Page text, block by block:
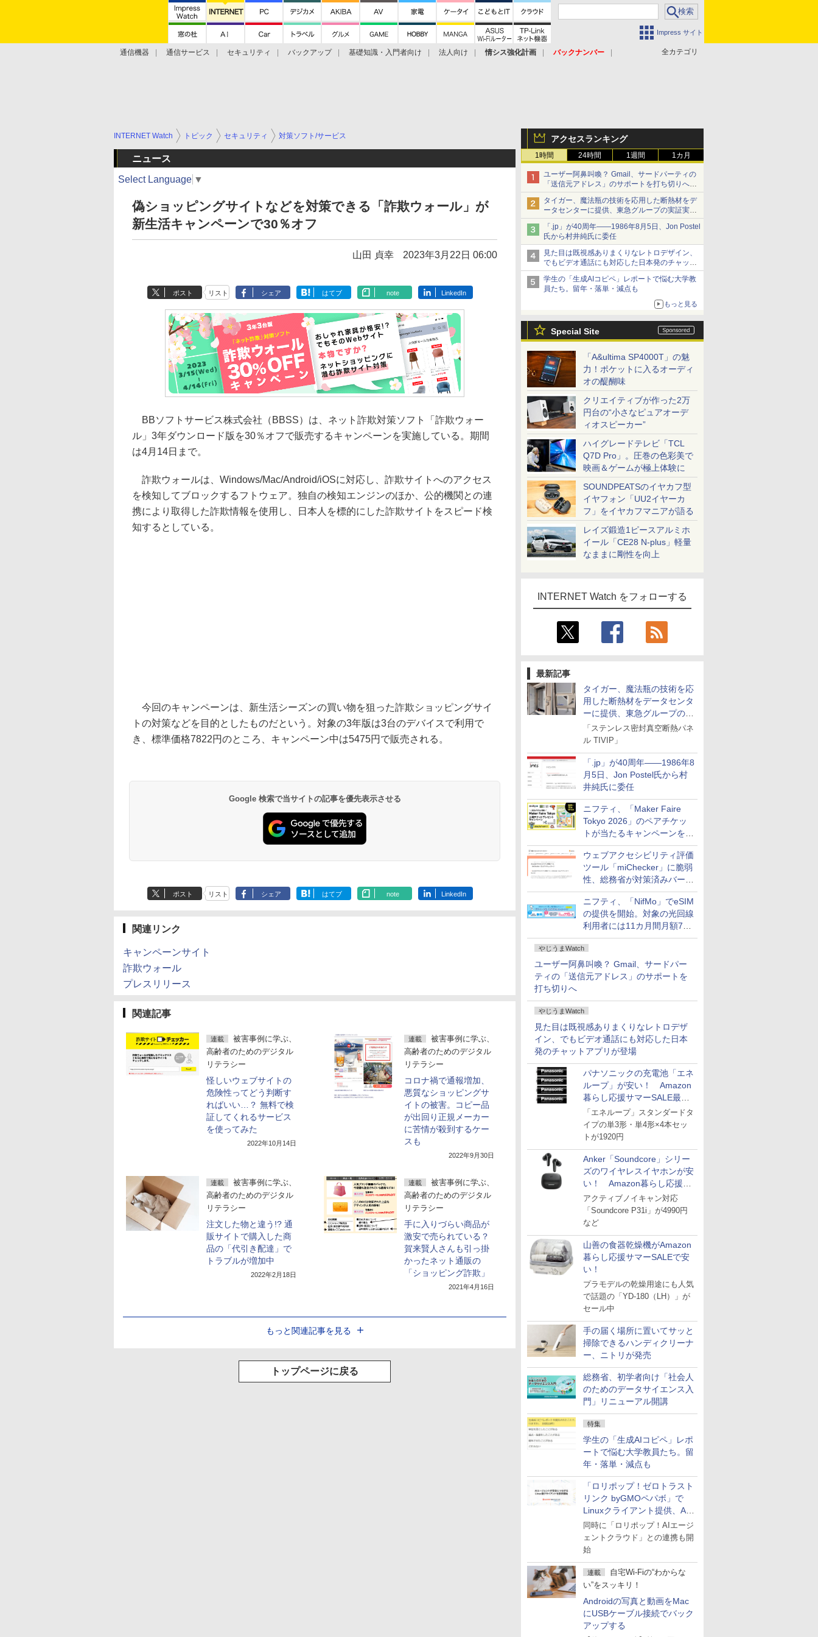
Impress サイト
全カテゴリ
通信機器 通信サービス セキュリティ バックアップ 基礎知識・入門者向け 法人向け 情シス強化計画
バックナンバー
アクセスランキング
1時間 24時間 1週間 1カ月
ユーザー阿鼻叫喚？ Gmail、サードパーティの
「送信元アドレス」のサポートを打ち切りへ
【やじうまWatch】
タイガー、魔法瓶の技術を応用した断熱材をデ
ータセンターに提供、東急グループの実証実験
で 「ステンレス密封真空断熱パネル TIVIP」
「.jp」が40周年――1986年8月5日、Jon Postel
氏から村井純氏に委任
見た目は既視感ありまくりなレトロデザイン、
でもビデオ通話にも対応した日本発のチャット
アプリが登場【やじうまWatch】
学生の「生成AIコピペ」レポートで悩む大学教
員たち。留年・落単・減点も
もっと見る
Special Site
「A&ultima SP4000T」の魅
力！ポケットに入るオーディ
オの醍醐味
クリエイティブが作った2万
円台の“小さなピュアオーデ
ィオスピーカー”
ハイグレードテレビ「TCL
Q7D Pro」。圧巻の色彩美で
映画＆ゲームが極上体験に
SOUNDPEATSのイヤカフ型
イヤフォン「UU2イヤーカ
フ」をイヤカフマニアが語る
レイズ鍛造1ピースアルミホ
イール「CE28 N-plus」軽量
なままに剛性を向上
INTERNET Watch をフォローする
最新記事
タイガー、魔法瓶の技術を応
用した断熱材をデータセンタ
ーに提供、東急グループの実
証実験で
「ステンレス密封真空断熱パネ
ル TIVIP」
「.jp」が40周年――1986年8
月5日、Jon Postel氏から村
井純氏に委任
ニフティ、「Maker Faire
Tokyo 2026」のペアチケッ
トが当たるキャンペーンをX
で実施。8月16日まで
ウェブアクセシビリティ評価
ツール「miChecker」に脆弱
性、総務省が対策済みバージ
ョンへの更新を呼び掛け
ニフティ、「NifMo」でeSIM
の提供を開始。対象の光回線
利用者には11カ月間月額770
円割引のキャンペーン
やじうまWatch
ユーザー阿鼻叫喚？ Gmail、サードパー
ティの「送信元アドレス」のサポートを
打ち切りへ
やじうまWatch
見た目は既視感ありまくりなレトロデザ
イン、でもビデオ通話にも対応した日本
発のチャットアプリが登場
パナソニックの充電池「エネ
ループ」が安い！ Amazon
暮らし応援サマーSALE最終
日
「エネループ」スタンダードタ
イプの単3形・単4形×4本セッ
トが1920円
Anker「Soundcore」シリー
ズのワイヤレスイヤホンが安
い！ Amazon暮らし応援サ
マーSALE
アクティブノイキャン対応
「Soundcore P31i」が4990円
など
山善の食器乾燥機がAmazon
暮らし応援サマーSALEで安
い！
プラモデルの乾燥用途にも人気
で話題の「YD-180（LH）」が
セール中
手の届く場所に置いてサッと
掃除できるハンディクリーナ
ー、ニトリが発売
総務省、初学者向け「社会人
のためのデータサイエンス入
門」リニューアル開講
特集
学生の「生成AIコピペ」レポ
ートで悩む大学教員たち。留
年・落単・減点も
「ロリポップ！ゼロトラスト
リンク byGMOペパボ」で
Linuxクライアント提供、AI
エージェントの接続が容易に
同時に「ロリポップ！AIエージ
ェントクラウド」との連携も開
始
連載
自宅Wi-Fiの“わからな
い”をスッキリ！
Androidの写真と動画をMac
にUSBケーブル接続でバック
アップする
INTERNET Watch トピック セキュリティ 対策ソフト/サービス
ニュース
Select Language ▼
偽ショッピングサイトなどを対策できる「詐欺ウォール」が
新生活キャンペーンで30％オフ
山田 貞幸 2023年3月22日 06:00
ポスト リスト シェア はてブ note LinkedIn
BBソフトサービス株式会社（BBSS）は、ネット詐欺対策ソフト「詐欺ウォー
ル」3年ダウンロード版を30％オフで販売するキャンペーンを実施している。期間
は4月14日まで。
詐欺ウォールは、Windows/Mac/Android/iOSに対応し、詐欺サイトへのアクセス
を検知してブロックするフトウェア。独自の検知エンジンのほか、公的機関との連
携により取得した詐欺情報を使用し、日本人を標的にした詐欺サイトをスピード検
知するとしている。
今回のキャンペーンは、新生活シーズンの買い物を狙った詐欺ショッピングサイ
トの対策などを目的としたものだという。対象の3年版は3台のデバイスで利用で
き、標準価格7822円のところ、キャンペーン中は5475円で販売される。
Google 検索で当サイトの記事を優先表示させる
ポスト リスト シェア はてブ note LinkedIn
関連リンク
キャンペーンサイト
詐欺ウォール
プレスリリース
関連記事
連載
被害事例に学ぶ、
高齢者のためのデジタル
リテラシー
怪しいウェブサイトの
危険性ってどう判断す
ればいい…？ 無料で検
証してくれるサービス
を使ってみた
2022年10月14日
連載
被害事例に学ぶ、
高齢者のためのデジタル
リテラシー
コロナ禍で通報増加、
悪質なショッピングサ
イトの被害。コピー品
が出回り正規メーカー
に苦情が殺到するケー
スも
2022年9月30日
連載
被害事例に学ぶ、
高齢者のためのデジタル
リテラシー
注文した物と違う!? 通
販サイトで購入した商
品の「代引き配達」で
トラブルが増加中
2022年2月18日
連載
被害事例に学ぶ、
高齢者のためのデジタル
リテラシー
手に入りづらい商品が
激安で売られている？
賀来賢人さんも引っ掛
かったネット通販の
「ショッピング詐欺」
2021年4月16日
もっと関連記事を見る
トップページに戻る